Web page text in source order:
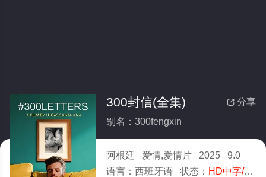
 分享
300封信(全集)
别名：300fengxin
阿根廷 爱情,爱情片 2025
9.0
语言： 西班牙语 状态： HD中字/高清